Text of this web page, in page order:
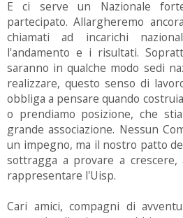
E ci serve un Nazionale
partecipato. Allargheremo
chiamati ad incarichi
l'andamento e i risultati.
saranno in qualche modo sedi
realizzare, questo senso di
obbliga a pensare quando
o prendiamo posizione, che
grande associazione. Nessun
un impegno, ma il nostro patto
sottragga a provare a
rappresentare l'Uisp.
Cari amici, compagni di